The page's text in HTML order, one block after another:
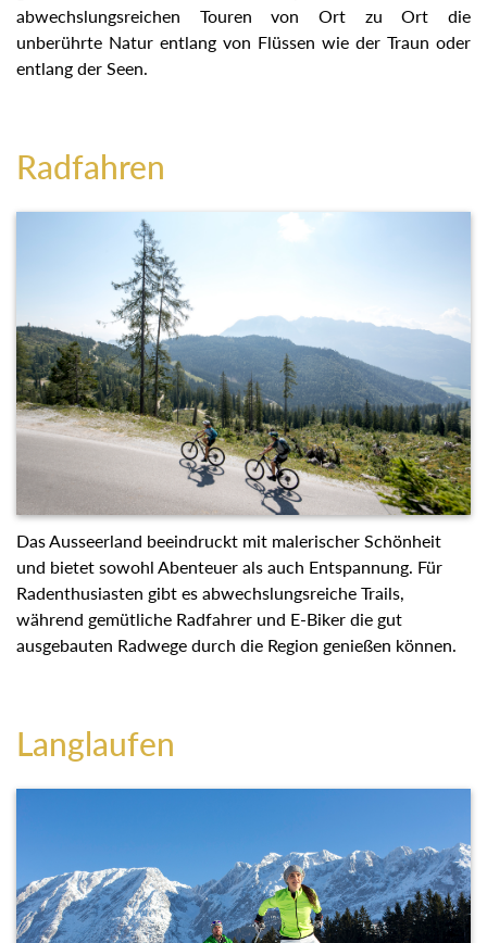
abwechslungsreichen Touren von Ort zu Ort die
unberührte Natur entlang von Flüssen wie der Traun oder
entlang der Seen.
Radfahren
Das Ausseerland beeindruckt mit malerischer Schönheit
und bietet sowohl Abenteuer als auch Entspannung. Für
Radenthusiasten gibt es abwechslungsreiche Trails,
während gemütliche Radfahrer und E-Biker die gut
ausgebauten Radwege durch die Region genießen können.
Langlaufen